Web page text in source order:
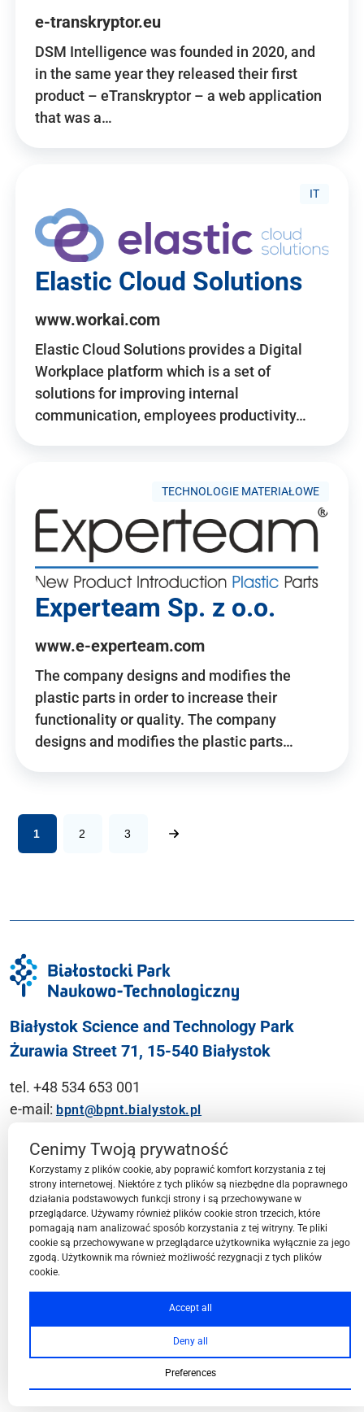
e-transkryptor.eu
DSM Intelligence was founded in 2020, and
in the same year they released their first
product – eTranskryptor – a web application
that was a…
IT
Elastic Cloud Solutions
www.workai.com
Elastic Cloud Solutions provides a Digital
Workplace platform which is a set of
solutions for improving internal
communication, employees productivity…
TECHNOLOGIE MATERIAŁOWE
Experteam Sp. z o.o.
www.e-experteam.com
The company designs and modifies the
plastic parts in order to increase their
functionality or quality. The company
designs and modifies the plastic parts…
1 2 3
Białystok Science and Technology Park
Żurawia Street 71, 15-540 Białystok
tel. +48 534 653 001
e-mail: bpnt@bpnt.bialystok.pl
Contact
BPN-T Area
BPN-T Offer
Cenimy Twoją prywatność
Korzystamy z plików cookie, aby poprawić komfort korzystania z tej
strony internetowej. Niektóre z tych plików są niezbędne dla poprawnego
działania podstawowych funkcji strony i są przechowywane w
przeglądarce. Używamy również plików cookie stron trzecich, które
pomagają nam analizować sposób korzystania z tej witryny. Te pliki
cookie są przechowywane w przeglądarce użytkownika wyłącznie za jego
zgodą. Użytkownik ma również możliwość rezygnacji z tych plików
cookie.
Accept all
Deny all
Preferences